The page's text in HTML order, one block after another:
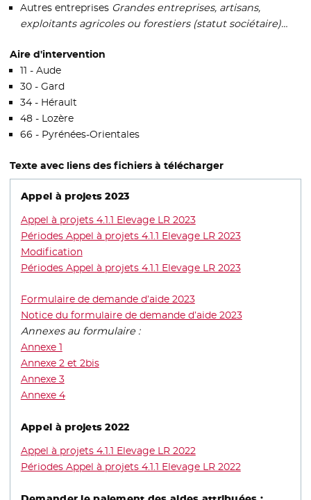
Autres entreprises Grandes entreprises, artisans,
exploitants agricoles ou forestiers (statut sociétaire)…
Aire d'intervention
11 - Aude
30 - Gard
34 - Hérault
48 - Lozère
66 - Pyrénées-Orientales
Texte avec liens des fichiers à télécharger
Appel à projets 2023
Appel à projets 4.1.1 Elevage LR 2023- Nouvelle fenêtre
Périodes Appel à projets 4.1.1 Elevage LR 2023
Modification- Nouvelle fenêtre
Périodes Appel à projets 4.1.1 Elevage LR 2023- Nouvelle
Formulaire de demande d’aide 2023- Nouvelle fenêtre
Notice du formulaire de demande d’aide 2023
Annexes au formulaire :
Annexe 1
Annexe 2 et 2bis
Annexe 3
Annexe 4
Appel à projets 2022
Appel à projets 4.1.1 Elevage LR 2022- Nouvelle fenêtre
Périodes Appel à projets 4.1.1 Elevage LR 2022- Nouvelle